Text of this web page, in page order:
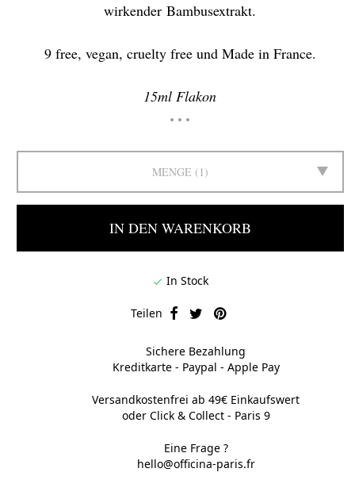
wirkender Bambusextrakt.
9 free, vegan, cruelty free und Made in France.
15ml Flakon
MENGE 1
IN DEN WARENKORB
 In Stock
Teilen
Sichere Bezahlung
Kreditkarte - Paypal - Apple Pay
Versandkostenfrei ab 49€ Einkaufswert
oder Click & Collect - Paris 9
Eine Frage ?
hello@officina-paris.fr